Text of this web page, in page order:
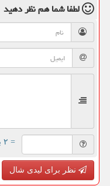
لطفا شما همنظر دهید
= ۲ بعلاوه ۴
نظر برای لیدی شال